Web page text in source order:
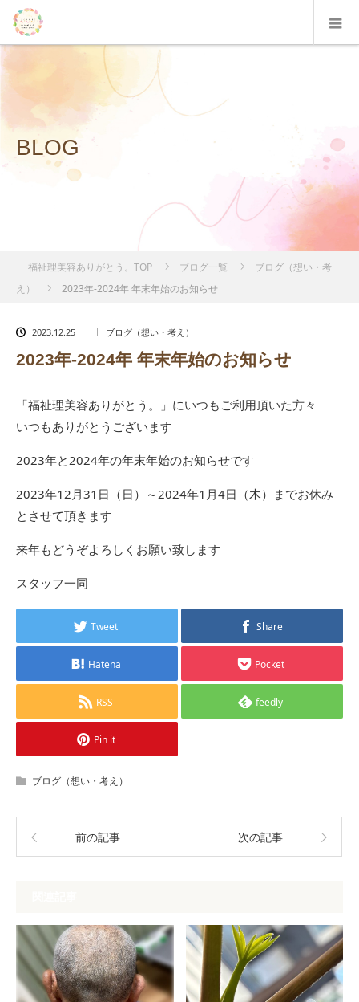
BLOG
福祉理美容ありがとう。TOP ブログ一覧
ブログ（想い・考
え）
2023年‐2024年 年末年始のお知らせ
2023.12.25 ブログ（想い・考え）
2023年‐2024年 年末年始のお知らせ
「福祉理美容ありがとう。」にいつもご利用頂いた方々
いつもありがとうございます
2023年と2024年の年末年始のお知らせです
2023年12月31日（日）～2024年1月4日（木）までお休み
とさせて頂きます
来年もどうぞよろしくお願い致します
スタッフ一同
Tweet Share
Hatena Pocket
RSS feedly
Pin it
ブログ（想い・考え）
前の記事 次の記事